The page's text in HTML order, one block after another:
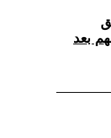
بعد